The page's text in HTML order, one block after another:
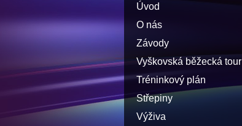
Úvod
O nás
Závody
Vyškovská běžecká tour
Tréninkový plán
Střepiny
Výživa